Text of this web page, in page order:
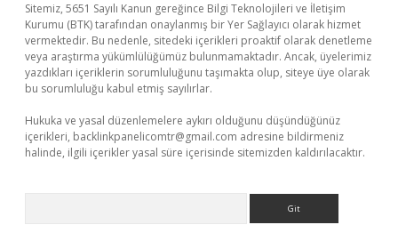
Sitemiz, 5651 Sayılı Kanun gereğince Bilgi Teknolojileri ve İletişim
Kurumu (BTK) tarafından onaylanmış bir Yer Sağlayıcı olarak hizmet
vermektedir. Bu nedenle, sitedeki içerikleri proaktif olarak denetleme
veya araştırma yükümlülüğümüz bulunmamaktadır. Ancak, üyelerimiz
yazdıkları içeriklerin sorumluluğunu taşımakta olup, siteye üye olarak
bu sorumluluğu kabul etmiş sayılırlar.
Hukuka ve yasal düzenlemelere aykırı olduğunu düşündüğünüz
içerikleri, backlinkpanelicomtr@gmail.com adresine bildirmeniz
halinde, ilgili içerikler yasal süre içerisinde sitemizden kaldırılacaktır.